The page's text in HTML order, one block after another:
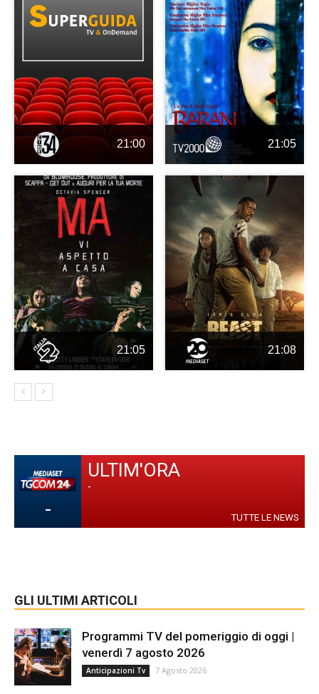
21:00 21:05
21:05 21:08
-
ULTIM'ORA
-
TUTTE LE NEWS
GLI ULTIMI ARTICOLI
Programmi TV del pomeriggio di oggi |
venerdì 7 agosto 2026
Anticipazioni Tv 7 Agosto 2026